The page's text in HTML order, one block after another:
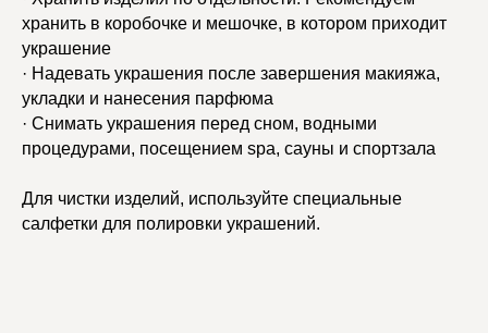
хранить в коробочке и мешочке, в котором приходит
украшение
· Надевать украшения после завершения макияжа,
укладки и нанесения парфюма
· Снимать украшения перед сном, водными
процедурами, посещением spa, сауны и спортзала
Для чистки изделий, используйте специальные
салфетки для полировки украшений.